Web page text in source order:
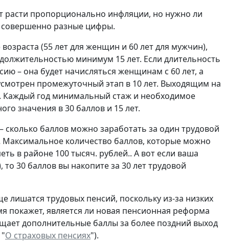
расти пропорционально инфляции, но нужно ли
совершенно разные цифры.
(55 лет для женщин и 60 лет для мужчин),
минимум 15 лет. Если длительность
– она будет начисляться женщинам с 60 лет, а
промежуточный этап в 10 лет. Выходящим на
Каждый год минимальный стаж и необходимое
значения в 30 баллов и 15 лет.
баллов можно заработать за один трудовой
количество баллов, которые можно
в районе 100 тысяч. рублей.. А вот если ваша
то 30 баллов вы накопите за 30 лет трудовой
лишатся трудовых пенсий, поскольку из-за низких
покажет, является ли новая пенсионная реформа
дополнительные баллы за более поздний выход
О страховых пенсиях").